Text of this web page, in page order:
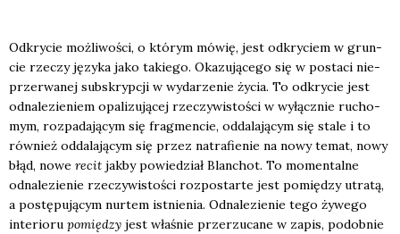
Odkry­cie moż­li­wo­ści, o któ­rym mówię, jest odkry­ciem w grun­
cie rze­czy języ­ka jako takie­go. Oka­zu­ją­ce­go się w posta­ci nie­
prze­rwa­nej sub­skryp­cji w wyda­rze­nie życia. To odkry­cie jest
odna­le­zie­niem opa­li­zu­ją­cej rze­czy­wi­sto­ści w wyłącz­nie rucho­
mym, roz­pa­da­ją­cym się frag­men­cie, odda­la­ją­cym się sta­le i to
rów­nież odda­la­ją­cym się przez natra­fie­nie na nowy temat, nowy
błąd, nowe recit jak­by powie­dział Blan­chot. To momen­tal­ne
odna­le­zie­nie rze­czy­wi­sto­ści roz­po­star­te jest pomię­dzy utra­tą,
a postę­pu­ją­cym nur­tem ist­nie­nia. Odna­le­zie­nie tego żywe­go
inte­rio­ru pomię­dzy jest wła­śnie prze­rzu­ca­ne w zapis, podob­nie